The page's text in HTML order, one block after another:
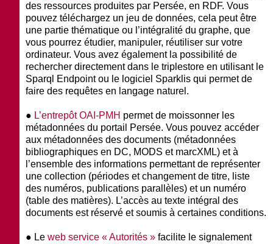
des ressources produites par Persée, en RDF. Vous
pouvez téléchargez un jeu de données, cela peut être
une partie thématique ou l’intégralité du graphe, que
vous pourrez étudier, manipuler, réutiliser sur votre
ordinateur. Vous avez également la possibilité de
rechercher directement dans le triplestore en utilisant le
Sparql Endpoint ou le logiciel Sparklis qui permet de
faire des requêtes en langage naturel.
● L’entrepôt OAI-PMH permet de moissonner les
métadonnées du portail Persée. Vous pouvez accéder
aux métadonnées des documents (métadonnées
bibliographiques en DC, MODS et marcXML) et à
l’ensemble des informations permettant de représenter
une collection (périodes et changement de titre, liste
des numéros, publications parallèles) et un numéro
(table des matières). L’accès au texte intégral des
documents est réservé et soumis à certaines conditions.
● Leweb service « Autorités » facilite le signalement